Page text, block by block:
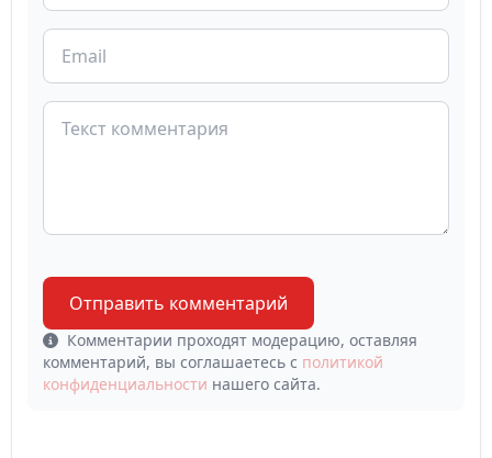
Отправить комментарий
Комментарии проходят модерацию, оставляя
комментарий, вы соглашаетесь с политикой
конфиденциальности нашего сайта.